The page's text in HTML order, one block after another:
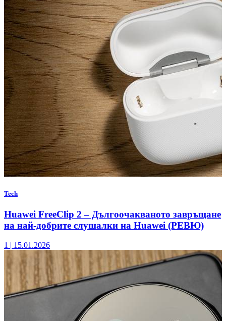
Tech
Huawei FreeClip 2 – Дългоочакваното завръщане
на най-добрите слушалки на Huawei (РЕВЮ)
1 | 15.01.2026